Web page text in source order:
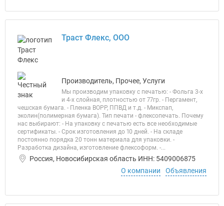
Траст Флекс, ООО
Производитель, Прочее, Услуги
Мы производим упаковку с печатью: - Фольга 3-х
и 4-х слойная, плотностью от 77гр. - Пергамент,
чешская бумага. - Пленка ВОРР, ППВД и т.д. - Микспап,
эколин(полимерная бумага). Тип печати - флексопечать. Почему
нас выбирают: - На упаковку с печатью есть все необходимые
сертификаты. - Срок изготовления до 10 дней. - На складе
постоянно порядка 20 тонн материала для упаковки. -
Разработка дизайна, изготовление флексоформ. -...
Россия, Новосибирская область ИНН: 5409006875
О компании
Объявления